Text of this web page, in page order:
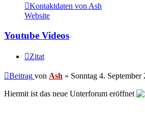
Kontaktdaten von Ash
Website
Youtube Videos
Zitat
Beitrag von Ash » Sonntag 4. September
Hiermit ist das neue Unterforum eröffnet